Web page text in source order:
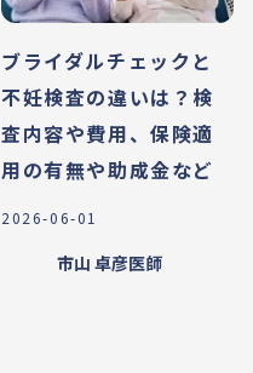
ブライダルチェックと
不妊検査の違いは？検
査内容や費用、保険適
用の有無や助成金など
2026-06-01
市山 卓彦医師